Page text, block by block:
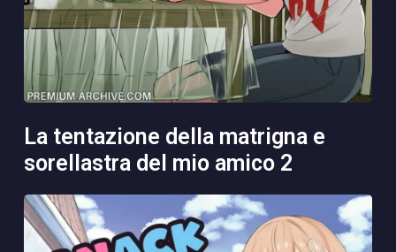
la tentazione della matrigna e
sorellastra del mio amico 2